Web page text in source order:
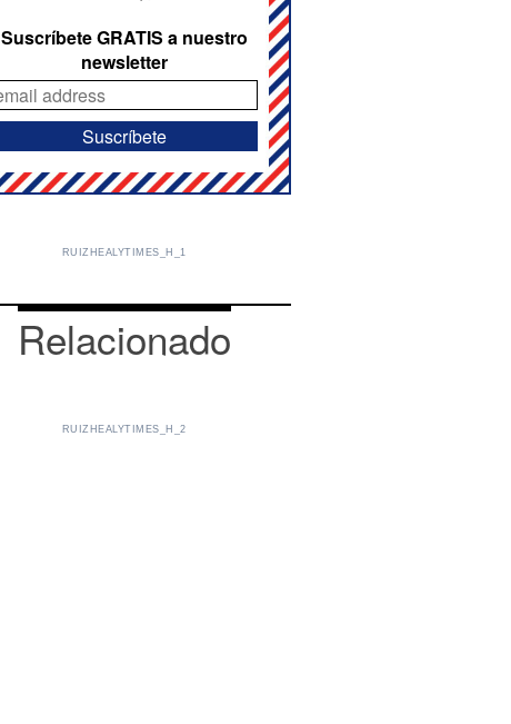
Suscríbete GRATIS a nuestro
newsletter
RUIZHEALYTIMES_H_1
Relacionado
RUIZHEALYTIMES_H_2